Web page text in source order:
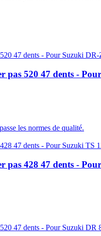
pas 520 47 dents -
les normes de qualité.
pas 428 47 dents -